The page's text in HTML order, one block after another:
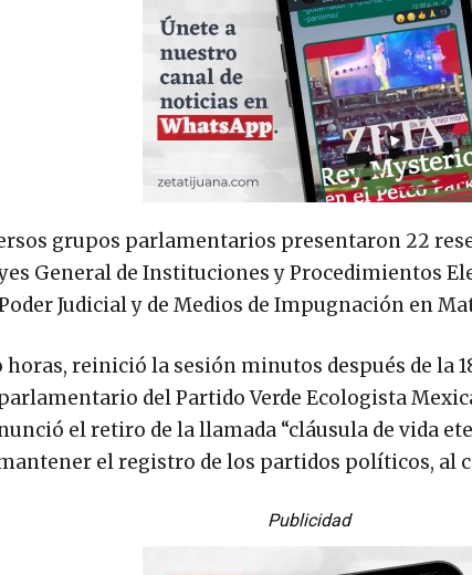
grupos parlamentarios presentaron 22
General de Instituciones y Procedimientos
Judicial y de Medios de Impugnación en
horas, reinició la sesión minutos después de la
del Partido Verde Ecologista
el retiro de la llamada “cláusula de vida
el registro de los partidos políticos, al
Publicidad